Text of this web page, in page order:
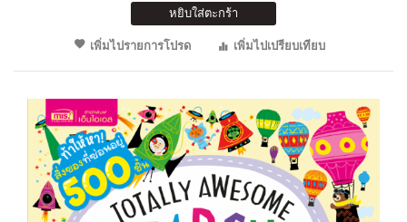
หยิบใส่ตะกร้า
เพิ่มไปรายการโปรด
เพิ่มไปเปรียบเทียบ